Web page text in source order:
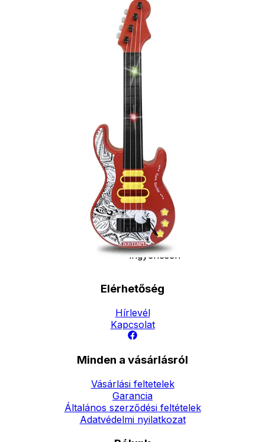
Részletes
leírás
Ár
Darab
Szállítás:
- Csomagautomata: 1190
forinttól
- Házhozszállítás: 2190
forinttól
- Személyes átvétel:
ingyenesen
Elérhetőség
Hírlevél
Kapcsolat
Minden a vásárlásról
Vásárlási feltetelek
Garancia
Általános szerződési feltételek
Adatvédelmi nyilatkozat